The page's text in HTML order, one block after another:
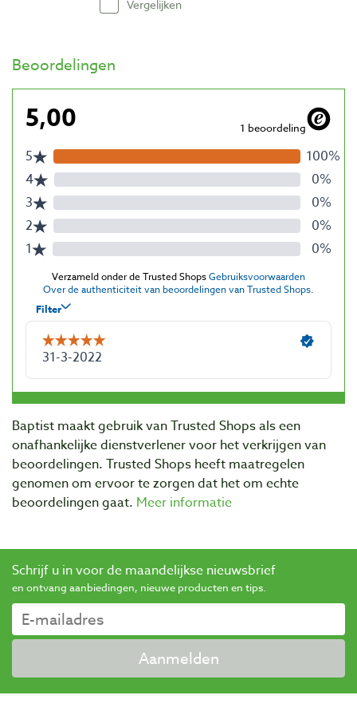
Vergelijken
Beoordelingen
Baptist maakt gebruik van Trusted Shops als een
onafhankelijke dienstverlener voor het verkrijgen van
beoordelingen. Trusted Shops heeft maatregelen
genomen om ervoor te zorgen dat het om echte
beoordelingen gaat. Meer informatie
Schrijf u in voor de maandelijkse nieuwsbrief
en ontvang aanbiedingen, nieuwe producten en tips.
Aanmelden